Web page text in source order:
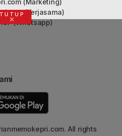
(Marketing)
(Kerjasama)
(Whatsapp)
All rights
TUTUP